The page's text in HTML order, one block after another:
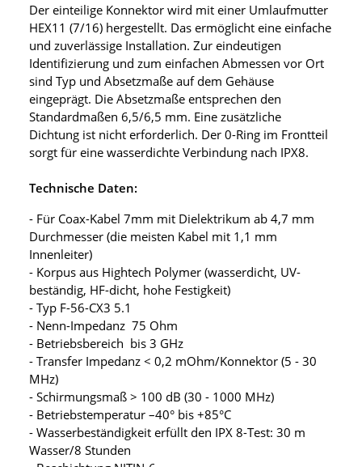
Der einteilige Konnektor wird mit einer Umlaufmutter
HEX11 (7/16) hergestellt. Das ermöglicht eine einfache
und zuverlässige Installation. Zur eindeutigen
Identifizierung und zum einfachen Abmessen vor Ort
sind Typ und Absetzmaße auf dem Gehäuse
eingeprägt. Die Absetzmaße entsprechen den
Standardmaßen 6,5/6,5 mm. Eine zusätzliche
Dichtung ist nicht erforderlich. Der 0-Ring im Frontteil
sorgt für eine wasserdichte Verbindung nach IPX8.
Technische Daten:
- Für Coax-Kabel 7mm mit Dielektrikum ab 4,7 mm
Durchmesser (die meisten Kabel mit 1,1 mm
Innenleiter)
- Korpus aus Hightech Polymer (wasserdicht, UV-
beständig, HF-dicht, hohe Festigkeit)
- Typ F-56-CX3 5.1
- Nenn-Impedanz 75 Ohm
- Betriebsbereich bis 3 GHz
- Transfer Impedanz < 0,2 mOhm/Konnektor (5 - 30
MHz)
- Schirmungsmaß > 100 dB (30 - 1000 MHz)
- Betriebstemperatur –40° bis +85°C
- Wasserbeständigkeit erfüllt den IPX 8-Test: 30 m
Wasser/8 Stunden